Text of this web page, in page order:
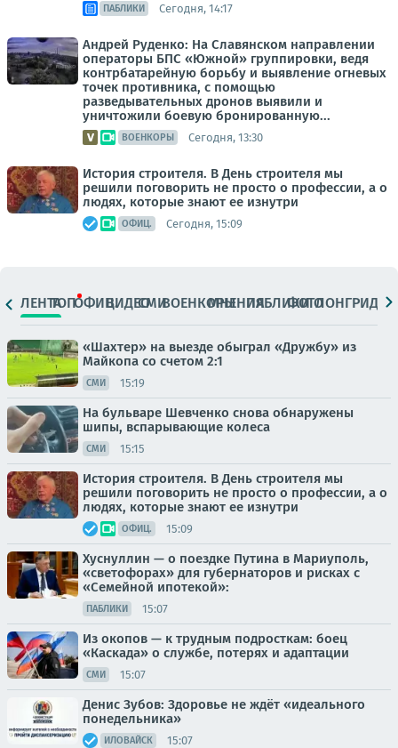
ПАБЛИКИ Сегодня, 14:17
Андрей Руденко: На Славянском направлении
операторы БПС «Южной» группировки, ведя
контрбатарейную борьбу и выявление огневых
точек противника, с помощью
разведывательных дронов выявили и
уничтожили боевую бронированную...
ВОЕНКОРЫ Сегодня, 13:30
История строителя. В День строителя мы
решили поговорить не просто о профессии, а о
людях, которые знают ее изнутри
ОФИЦ. Сегодня, 15:09
ЛЕНТАТОПОФИЦ.ВИДЕОСМИВОЕНКОРЫМНЕНИЯПАБЛИКИ
ФОТОЛОНГРИДЫ
«Шахтер» на выезде обыграл «Дружбу» из
Майкопа со счетом 2:1
СМИ 15:19
На бульваре Шевченко снова обнаружены
шипы, вспарывающие колеса
СМИ 15:15
История строителя. В День строителя мы
решили поговорить не просто о профессии, а о
людях, которые знают ее изнутри
ОФИЦ. 15:09
Хуснуллин — о поездке Путина в Мариуполь,
«светофорах» для губернаторов и рисках с
«Семейной ипотекой»:
ПАБЛИКИ 15:07
Из окопов — к трудным подросткам: боец
«Каскада» о службе, потерях и адаптации
СМИ 15:07
Денис Зубов: Здоровье не ждёт «идеального
понедельника»
ИЛОВАЙСК 15:07